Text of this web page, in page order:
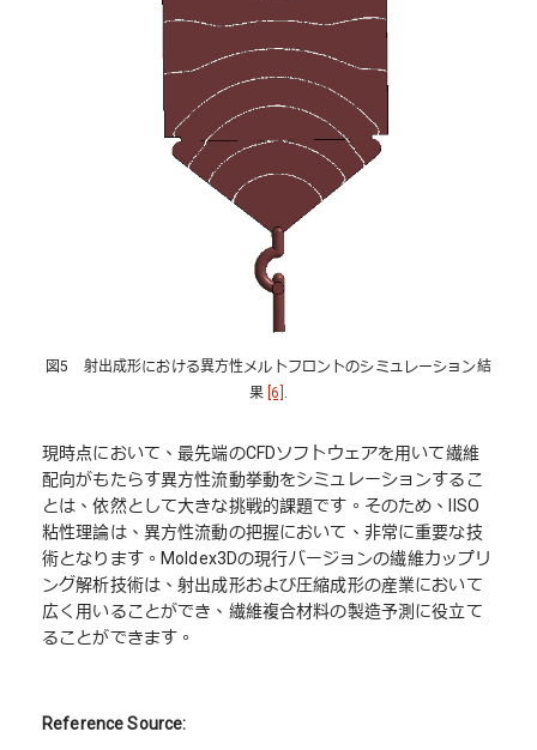
図5 射出成形における異方性メルトフロントのシミュレーション結
果 [6] .
現時点において、最先端のCFDソフトウェアを用いて繊維
配向がもたらす異方性流動挙動をシミュレーションするこ
とは、依然として大きな挑戦的課題です。そのため、IISO
粘性理論は、異方性流動の把握において、非常に重要な技
術となります。Moldex3Dの現行バージョンの繊維カップリ
ング解析技術は、射出成形および圧縮成形の産業において
広く用いることができ、繊維複合材料の製造予測に役立て
ることができます。
Reference Source: